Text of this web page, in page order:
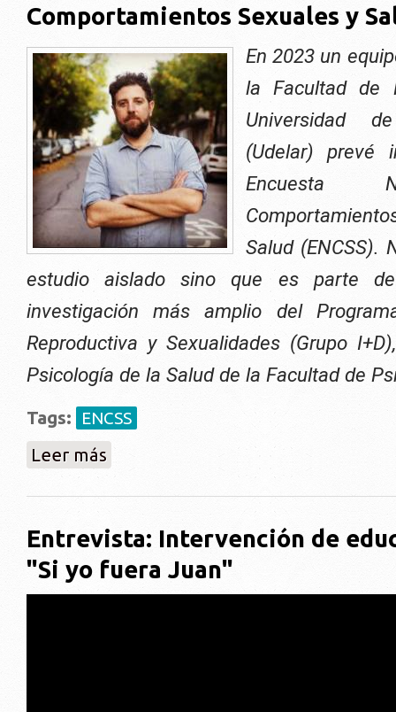
Comportamientos Sexuales y
En 2023 un
la Facultad de
Universidad
(Udelar) prevé
Encuesta
Salud (ENCSS).
estudio aislado sino que es parte
investigación más amplio del
Reproductiva y Sexualidades (Grupo
Psicología de la Salud de la Facultad de
Tags: ENCSS
Leer más sobre Primera Encuesta Nacional de
Entrevista: Intervención de
"Si yo fuera Juan"